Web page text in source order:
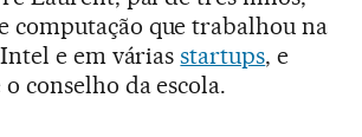
computação que trabalhou na
e em váriasstartups, e
conselho da escola.